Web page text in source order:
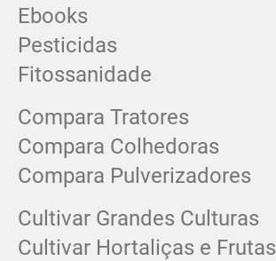
Ebooks
Pesticidas
Fitossanidade
Compara Tratores
Compara Colhedoras
Compara Pulverizadores
Cultivar Grandes Culturas
Cultivar Hortaliças e Frutas